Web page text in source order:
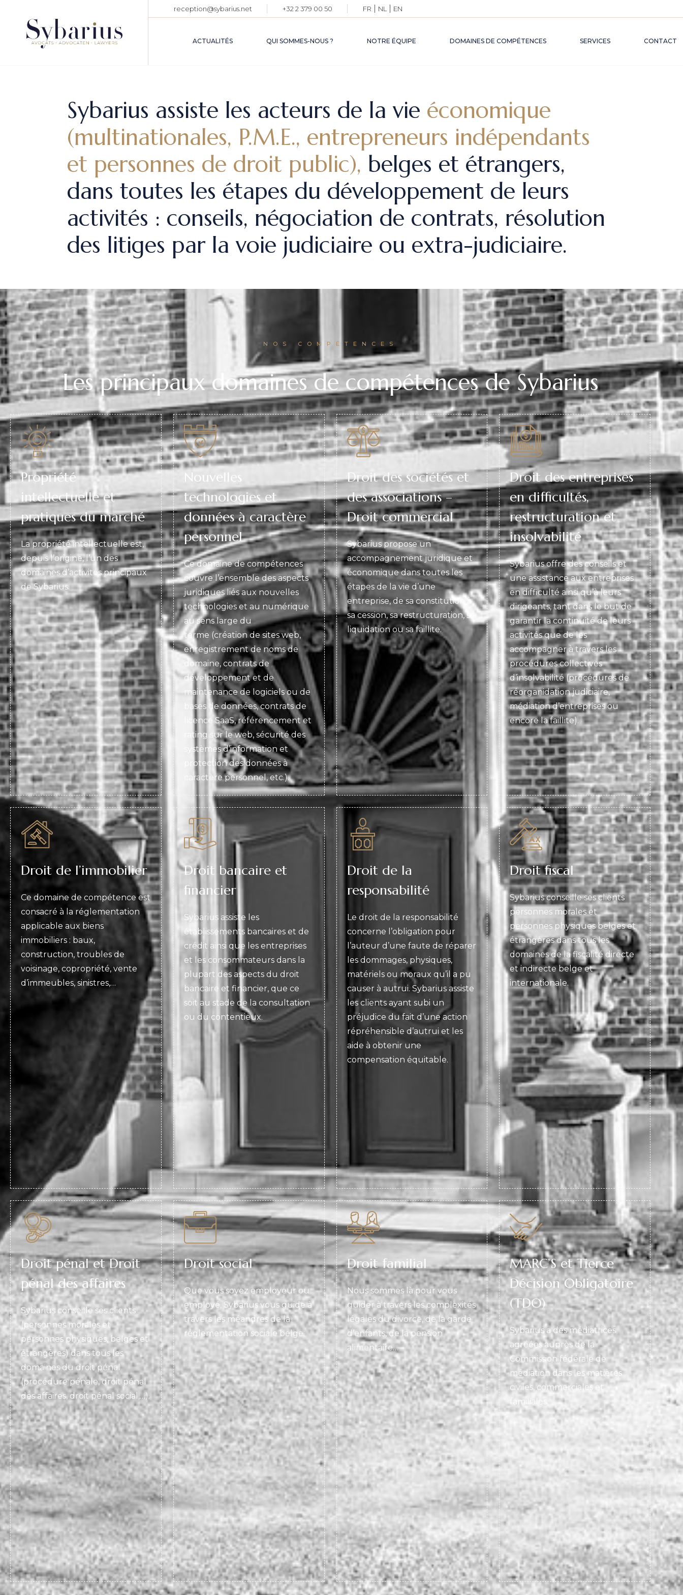
reception@sybarius.net +32 2 379 00 50 FR NL EN
ACTUALITÉS QUI SOMMES-NOUS ? NOTRE ÉQUIPE
AVOCAT.E.S
PERSONNEL
DOMAINES DE COMPÉTENCES SERVICES CONTACT
Sybarius assiste les acteurs de la vie économique
(multinationales, P.M.E., entrepreneurs indépendants
et personnes de droit public), belges et étrangers,
dans toutes les étapes du développement de leurs
activités : conseils, négociation de contrats, résolution
des litiges par la voie judiciaire ou extra-judiciaire.
NOS COMPÉTENCES
Les principaux domaines de compétences de Sybarius
Propriété
intellectuelle et
pratiques du marché
La propriété intellectuelle est,
depuis l’origine, l’un des
domaines d’activités principaux
de Sybarius.
Nouvelles
technologies et
données à caractère
personnel
Ce domaine de compétences
couvre l’ensemble des aspects
juridiques liés aux nouvelles
technologies et au numérique
au sens large du
terme (création de sites web,
enregistrement de noms de
domaine, contrats de
développement et de
maintenance de logiciels ou de
bases de données, contrats de
licence SaaS, référencement et
rating sur le web, sécurité des
systèmes d’information et
protection des données à
caractère personnel, etc.).
Droit des sociétés et
des associations –
Droit commercial
Sybarius propose un
accompagnement juridique et
économique dans toutes les
étapes de la vie d’une
entreprise, de sa constitution à
sa cession, sa restructuration, sa
liquidation ou sa faillite.
Droit des entreprises
en difficultés,
restructuration et
insolvabilité
Sybarius offre des conseils et
une assistance aux entreprises
en difficulté ainsi qu’à leurs
dirigeants, tant dans le but de
garantir la continuité de leurs
activités que de les
accompagner à travers les
procédures collectives
d’insolvabilité (procédures de
réorganidation judiciaire,
médiation d’entreprises ou
encore la faillite).
Droit de l’immobilier
Ce domaine de compétence est
consacré à la réglementation
applicable aux biens
immobiliers : baux,
construction, troubles de
voisinage, copropriété, vente
d’immeubles, sinistres,…
Droit bancaire et
financier
Sybarius assiste les
établissements bancaires et de
crédit ainsi que les entreprises
et les consommateurs dans la
plupart des aspects du droit
bancaire et financier, que ce
soit au stade de la consultation
ou du contentieux.
Droit de la
responsabilité
Le droit de la responsabilité
concerne l’obligation pour
l’auteur d’une faute de réparer
les dommages, physiques,
matériels ou moraux qu’il a pu
causer à autrui. Sybarius assiste
les clients ayant subi un
préjudice du fait d’une action
répréhensible d’autrui et les
aide à obtenir une
compensation équitable.
Droit fiscal
Sybarius conseille ses clients
personnes morales et
personnes physiques belges et
étrangères dans tous les
domaines de la fiscalité directe
et indirecte belge et
internationale.
Droit pénal et Droit
pénal des affaires
Sybarius conseille ses clients
(personnes morales et
personnes physiques, belges et
étrangères) dans tous les
domaines du droit pénal
(procédure pénale, droit pénal
des affaires, droit pénal social,…).
Droit social
Que vous soyez employeur ou
employé, Sybarius vous guide à
travers les méandres de la
réglementation sociale belge.
Droit familial
Nous sommes là pour vous
guider à travers les complexités
légales du divorce, de la garde
d’enfants, de la pension
alimentaire…
MARC’S et Tierce
Décision Obligatoire
(TDO)
Sybarius a des médiatrices
agréées auprès de la
Commission fédérale de
médiation dans les matières
civiles, commerciales et
familiales.